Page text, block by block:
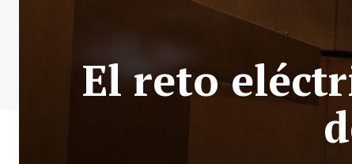
El reto